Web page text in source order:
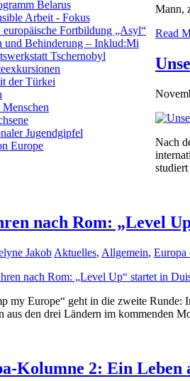
Belarus
Arbeit - Fokus
europäische Fortbildung „Asyl“
und Behinderung – Inklud:Mi
Tschernobyl
der Türkei
Jugendgipfel
Europe
Mann,
Read
Nach
nach Rom: „Level
Jakob Aktuelles, Allgemein, Europa
my Europe“ geht in die zweite Runde:
aus den drei Ländern im kommenden
Kolumne 2: Ein Leben